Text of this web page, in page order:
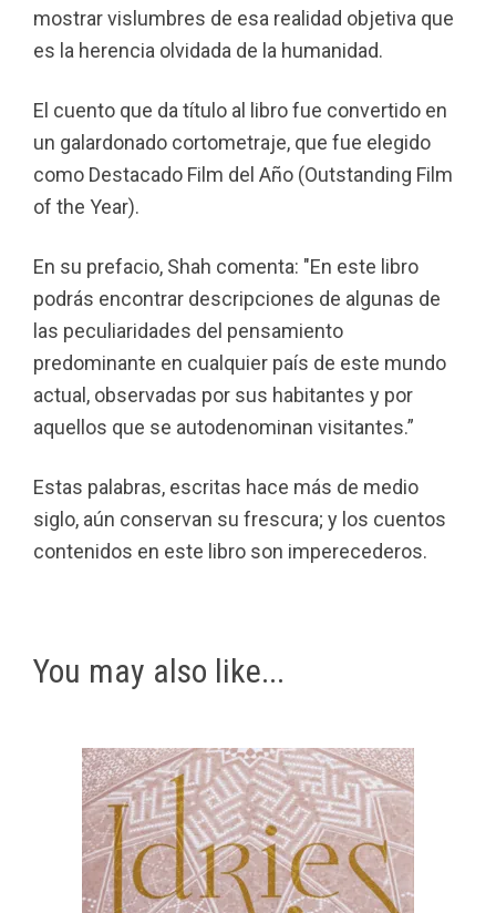
mostrar vislumbres de esa realidad objetiva que
es la herencia olvidada de la humanidad.
El cuento que da título al libro fue convertido en
un galardonado cortometraje, que fue elegido
como Destacado Film del Año (Outstanding Film
of the Year).
En su prefacio, Shah comenta: "En este libro
podrás encontrar descripciones de algunas de
las peculiaridades del pensamiento
predominante en cualquier país de este mundo
actual, observadas por sus habitantes y por
aquellos que se autodenominan visitantes.”
Estas palabras, escritas hace más de medio
siglo, aún conservan su frescura; y los cuentos
contenidos en este libro son imperecederos.
You may also like...